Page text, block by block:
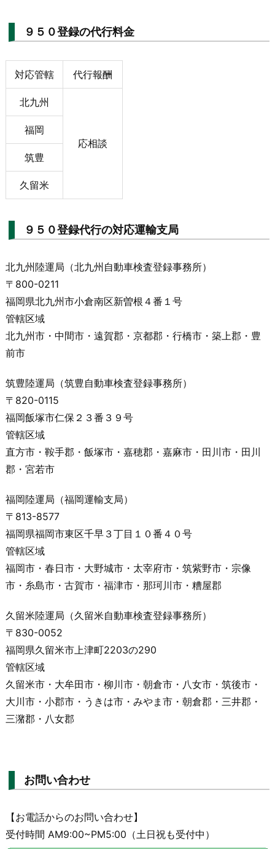
９５０登録の代行料金
対応管轄 代行報酬
北九州
応相談
福岡
筑豊
久留米
９５０登録代行の対応運輸支局
北九州陸運局（北九州自動車検査登録事務所）
〒800-0211
福岡県北九州市小倉南区新曽根４番１号
管轄区域
北九州市・中間市・遠賀郡・京都郡・行橋市・築上郡・豊
前市
筑豊陸運局（筑豊自動車検査登録事務所）
〒820-0115
福岡飯塚市仁保２３番３９号
管轄区域
直方市・鞍手郡・飯塚市・嘉穂郡・嘉麻市・田川市・田川
郡・宮若市
福岡陸運局（福岡運輸支局）
〒813-8577
福岡県福岡市東区千早３丁目１０番４０号
管轄区域
福岡市・春日市・大野城市・太宰府市・筑紫野市・宗像
市・糸島市・古賀市・福津市・那珂川市・糟屋郡
久留米陸運局（久留米自動車検査登録事務所）
〒830-0052
福岡県久留米市上津町2203の290
管轄区域
久留米市・大牟田市・柳川市・朝倉市・八女市・筑後市・
大川市・小郡市・うきは市・みやま市・朝倉郡・三井郡・
三潴郡・八女郡
お問い合わせ
【お電話からのお問い合わせ】
受付時間 AM9:00~PM5:00（土日祝も受付中）